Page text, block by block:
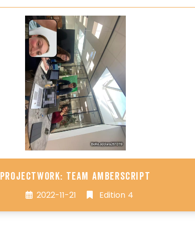
Projectwork: Team Amberscript
2022-11-21 Edition 4